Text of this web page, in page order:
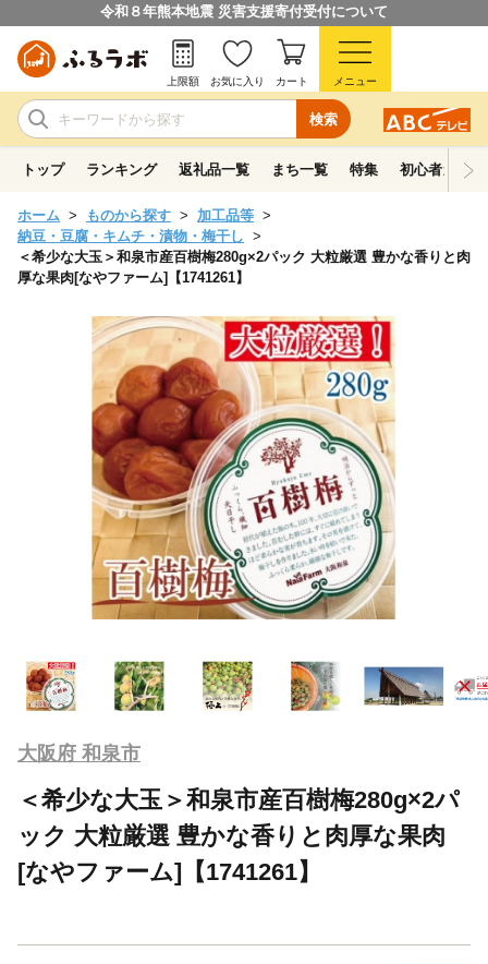
令和８年熊本地震 災害支援寄付受付について
検索
上限額 お気に入り カート メニュー
トップ ランキング 返礼品一覧 まち一覧 特集 初心者ガイド
ホーム ものから探す
加工品等
納豆・豆腐・キムチ・漬物・梅干し
＜希少な大玉＞和泉市産百樹梅280g×2パック 大粒厳選 豊かな香りと肉
厚な果肉[なやファーム]【1741261】
大阪府 和泉市
＜希少な大玉＞和泉市産百樹梅280g×2パ
ック 大粒厳選 豊かな香りと肉厚な果肉
[なやファーム]【1741261】